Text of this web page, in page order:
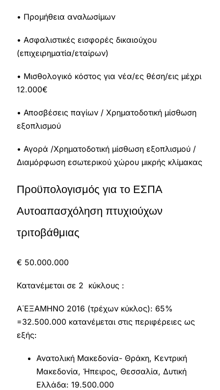
• Προμήθεια αναλωσίμων
• Ασφαλιστικές εισφορές δικαιούχου
(επιχειρηματία/εταίρων)
• Μισθολογικό κόστος για νέα/ες θέση/εις μέχρι
12.000€
• Αποσβέσεις παγίων / Χρηματοδοτική μίσθωση
εξοπλισμού
• Αγορά /Χρηματοδοτική μίσθωση εξοπλισμού /
Διαμόρφωση εσωτερικού χώρου μικρής κλίμακας
Προϋπολογισμός για το ΕΣΠΑ
Αυτοαπασχόληση πτυχιούχων
τριτοβάθμιας
€ 50.000.000
Κατανέμεται σε 2 κύκλους :
Α΄ΕΞΑΜΗΝΟ 2016 (τρέχων κύκλος): 65%
=32.500.000 κατανέμεται στις περιφέρειες ως
εξής:
Ανατολική Μακεδονία- Θράκη, Κεντρική
Μακεδονία, Ήπειρος, Θεσσαλία, Δυτική
Ελλάδα: 19.500.000